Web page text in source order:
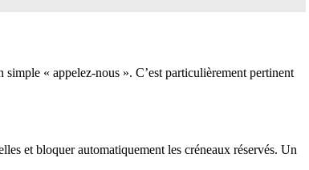
« appelez-nous ». C’est particulièrement pertinent
et bloquer automatiquement les créneaux réservés. Un